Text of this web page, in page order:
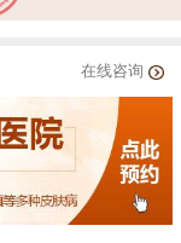
在线咨询